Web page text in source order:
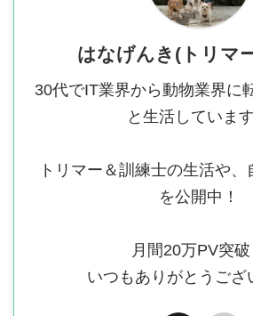
はなげんき(トリマ
30代でIT業界から動物業界に
と生活しています
トリマー＆訓練士の生活や
を公開中！
月間20万PV突破
いつもありがとうござ